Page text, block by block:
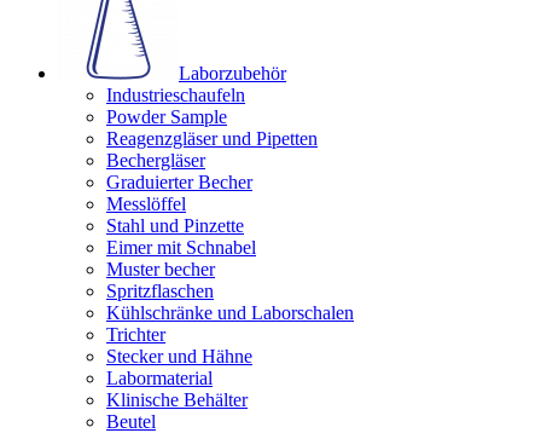
Laborzubehör
Industrieschaufeln
Powder Sample
Reagenzgläser und Pipetten
Bechergläser
Graduierter Becher
Messlöffel
Stahl und Pinzette
Eimer mit Schnabel
Muster becher
Spritzflaschen
Kühlschränke und Laborschalen
Trichter
Stecker und Hähne
Labormaterial
Klinische Behälter
Beutel